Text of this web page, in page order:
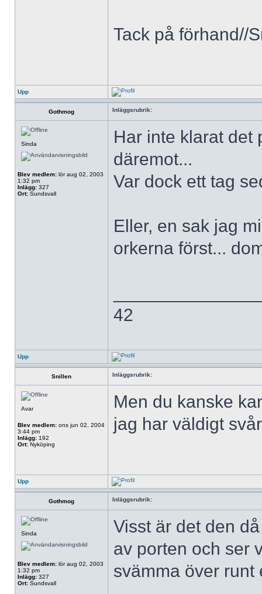
Tack på förhand//
Upp
Gothmog Inläggsrubrik:
Sinda
Blev medlem: lör aug 02, 2003
1:32 pm
Inlägg: 327
Ort: Sundsvall
Har inte klarat det
däremot...
Var dock ett tag
Eller, en sak jag
orkerna först...
42
Upp
Snillen Inläggsrubrik:
Avar
Blev medlem: ons jun 02, 2004
3:44 pm
Inlägg: 192
Ort: Nyköping
Men du kanske
jag har väldigt
Upp
Gothmog Inläggsrubrik:
Sinda
Blev medlem: lör aug 02, 2003
1:32 pm
Inlägg: 327
Ort: Sundsvall
Visst är det den
av porten och ser
svämma över runt